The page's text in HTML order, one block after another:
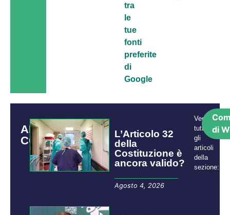
tra
le
tue
fonti
preferite
di
Google
ARTICOLI
CORRELATI
L’Articolo 32
della
Costituzione è
ancora valido?
Agosto 4, 2026
Vedi
tutti
gli
articoli
della
sezione:
di